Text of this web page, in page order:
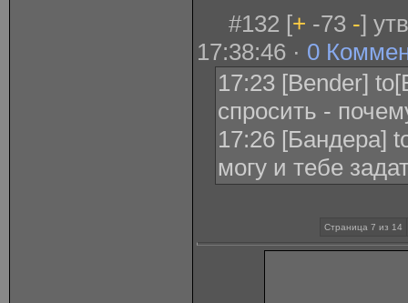
#132 [+ -73 -]
17:38:46 · 0
17:23 [Bender]
спросить -
17:26 [Бандера]
могу и тебе
Страница 7 из 14